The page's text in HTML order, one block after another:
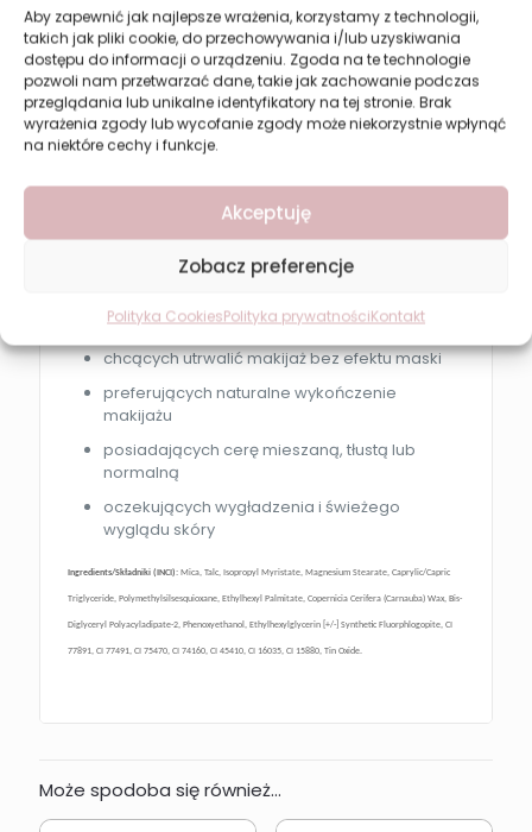
Aby zapewnić jak najlepsze wrażenia, korzystamy z technologii,
takich jak pliki cookie, do przechowywania i/lub uzyskiwania
dostępu do informacji o urządzeniu. Zgoda na te technologie
pozwoli nam przetwarzać dane, takie jak zachowanie podczas
przeglądania lub unikalne identyfikatory na tej stronie. Brak
wyrażenia zgody lub wycofanie zgody może niekorzystnie wpłynąć
na niektóre cechy i funkcje.
Akceptuję
Zobacz preferencje
Polityka CookiesPolityka prywatnościKontakt
Nałóż puder pędzlem na całą twarz jako
ostatni etap makijażu.
Aplikuj punktowo w strefie T lub pod oczami
dla dodatkowego wygładzenia.
Produkt możesz stosować również do
poprawek makijażu w ciągu dnia.
Dla kogo jest ten produkt?
Puder Revers SHE STAR 02 Vanilla będzie idealny
szukających lekkiego pudru matującego
chcących utrwalić makijaż bez efektu maski
preferujących naturalne wykończenie
makijażu
posiadających cerę mieszaną, tłustą lub
normalną
oczekujących wygładzenia i świeżego
wyglądu skóry
Ingredients/Składniki (INCI):Mica, Talc, Isopropyl Myristate, Magnesium Stearate, Caprylic/Capric
Triglyceride, Polymethylsilsesquioxane, Ethylhexyl Palmitate, Copernicia Cerifera (Carnauba) Wax, Bis-
Diglyceryl Polyacyladipate-2, Phenoxyethanol, Ethylhexylglycerin [+/-] Synthetic Fluorphlogopite, CI
77891, CI 77491, CI 75470, CI 74160, CI 45410, CI 16035, CI 15880, Tin Oxide.
Może spodoba się również…